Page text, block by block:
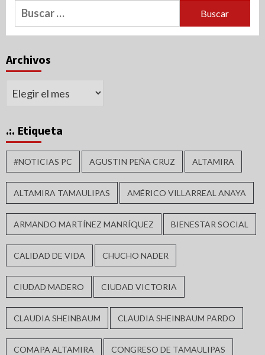
Buscar:
Archivos
Archivos
.:. Etiqueta
#NOTICIAS PC AGUSTIN PEÑA CRUZ ALTAMIRA
ALTAMIRA TAMAULIPAS AMÉRICO VILLARREAL ANAYA
ARMANDO MARTÍNEZ MANRÍQUEZ BIENESTAR SOCIAL
CALIDAD DE VIDA CHUCHO NADER
CIUDAD MADERO CIUDAD VICTORIA
CLAUDIA SHEINBAUM CLAUDIA SHEINBAUM PARDO
COMAPA ALTAMIRA CONGRESO DE TAMAULIPAS